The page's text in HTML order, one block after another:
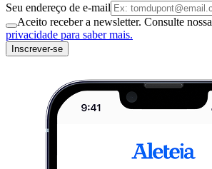
Seu endereço de e-mail
Aceito receber a newsletter. Consulte nossa
privacidade para saber mais.
Inscrever-se